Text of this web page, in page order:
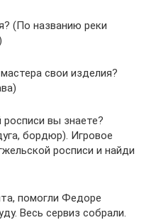
(По названию реки
свои изделия?
вы знаете?
бордюр). Игровое
росписи и найди
помогли Федоре
Весь сервиз собрали.